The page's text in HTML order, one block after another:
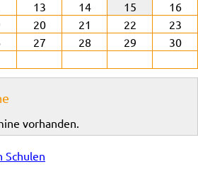
13 14 15
16
20 21 22
23
27 28 29
30
vorhanden.